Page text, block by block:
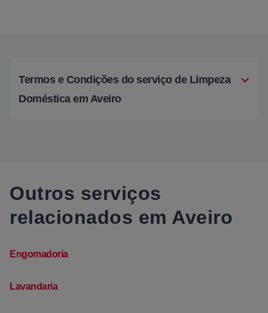
Termos e Condições do serviço de Limpeza
Doméstica em Aveiro
Outros serviços
relacionados em Aveiro
Engomadoria
Lavandaria